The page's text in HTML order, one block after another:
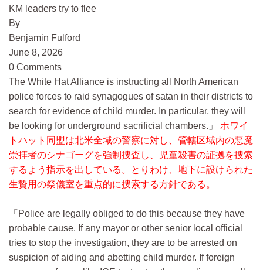
KM leaders try to flee
By
Benjamin Fulford
June 8, 2026
0 Comments
The White Hat Alliance is instructing all North American
police forces to raid synagogues of satan in their districts to
search for evidence of child murder. In particular, they will
be looking for underground sacrificial chambers.
ホワイ
トハット同盟は北米全域の警察に対し、管轄区域内の悪魔
崇拝者のシナゴーグを強制捜査し、児童殺害の証拠を捜索
するよう指示を出している。とりわけ、地下に設けられた
生贄用の祭儀室を重点的に捜索する方針である。
Police are legally obliged to do this because they have
probable cause. If any mayor or other senior local official
tries to stop the investigation, they are to be arrested on
suspicion of aiding and abetting child murder. If foreign